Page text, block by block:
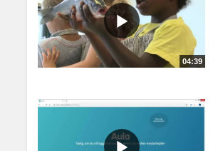
04:39